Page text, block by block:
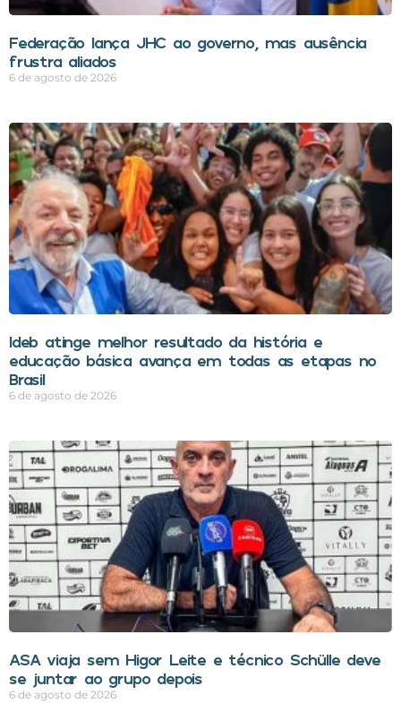
Federação lança JHC ao governo, mas ausência
frustra aliados
6 de agosto de 2026
Ideb atinge melhor resultado da história e
educação básica avança em todas as etapas no
Brasil
6 de agosto de 2026
ASA viaja sem Higor Leite e técnico Schülle deve
se juntar ao grupo depois
6 de agosto de 2026